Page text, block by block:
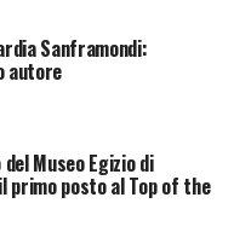
Sanframondi:
autore
Museo Egizio di
primo posto al Top of the